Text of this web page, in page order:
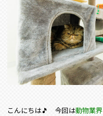
こんにちは🎵 今回は動物業界